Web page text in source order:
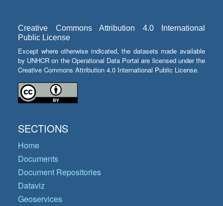
Creative Commons Attribution 4.0 International
Public License
Except where otherwise indicated, the datasets made available
by UNHCR on the Operational Data Portal are licensed under the
Creative Commons Attribution 4.0 International Public License.
SECTIONS
Home
Documents
Document Repositories
Dataviz
Geoservices